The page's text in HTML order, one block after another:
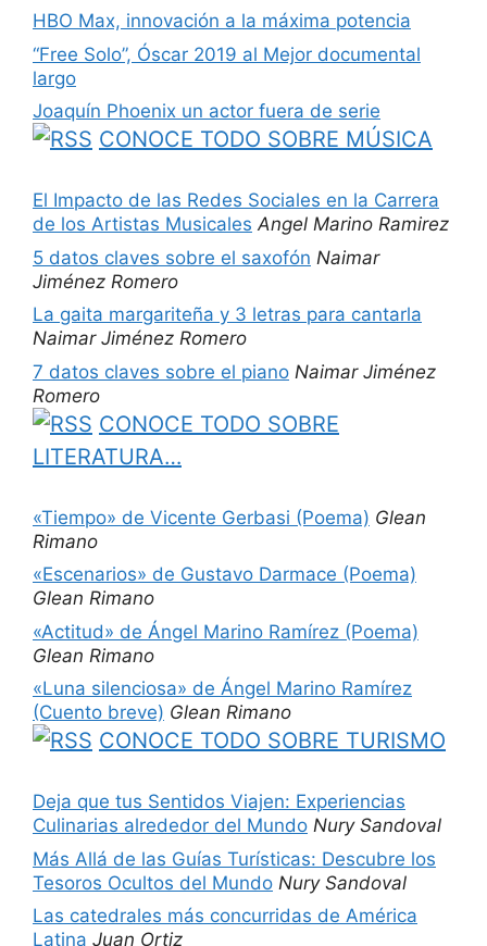
HBO Max, innovación a la máxima potencia
“Free Solo”, Óscar 2019 al Mejor documental
largo
Joaquín Phoenix un actor fuera de serie
CONOCE TODO SOBRE MÚSICA
El Impacto de las Redes Sociales en la Carrera
de los Artistas Musicales Angel Marino Ramirez
5 datos claves sobre el saxofón Naimar
Jiménez Romero
La gaita margariteña y 3 letras para cantarla
Naimar Jiménez Romero
7 datos claves sobre el piano Naimar Jiménez
Romero
CONOCE TODO SOBRE
LITERATURA…
«Tiempo» de Vicente Gerbasi (Poema) Glean
Rimano
«Escenarios» de Gustavo Darmace (Poema)
Glean Rimano
«Actitud» de Ángel Marino Ramírez (Poema)
Glean Rimano
«Luna silenciosa» de Ángel Marino Ramírez
(Cuento breve) Glean Rimano
CONOCE TODO SOBRE TURISMO
Deja que tus Sentidos Viajen: Experiencias
Culinarias alrededor del Mundo Nury Sandoval
Más Allá de las Guías Turísticas: Descubre los
Tesoros Ocultos del Mundo Nury Sandoval
Las catedrales más concurridas de América
Latina Juan Ortiz